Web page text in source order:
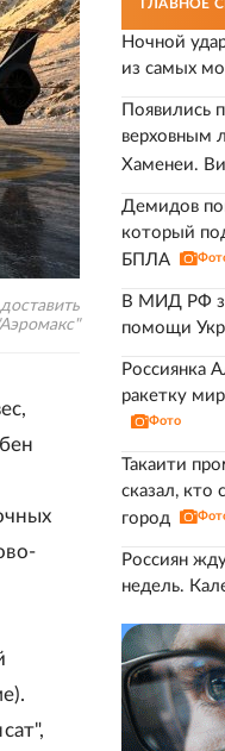
ГЛАВНОЕ
Ночной
из самых
Появились
верховным
Хаменеи.
Демидов
который
БПЛА
В МИД РФ
помощи
Россиянка
ракетку
Фото
Такаити
сказал,
город
Россиян
недель.